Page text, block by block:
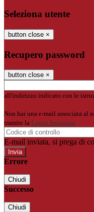
Seleziona utente
button close ×
Recupero password
button close ×
all'indirizzo indicato con le
Non hai una e-mail associata al
tramite la Login Spaggiari
E-mail inviata, si prega di
Errore
Chiudi
Successo
Chiudi